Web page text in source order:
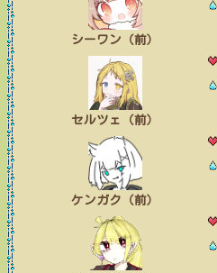
シーワン（前）
セルツェ（前）
ケンガク（前）